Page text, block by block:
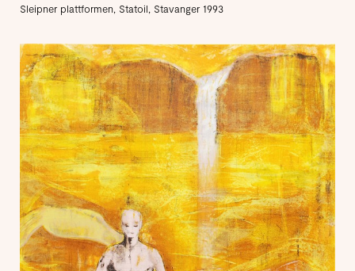
Sleipner plattformen, Statoil, Stavanger 1993